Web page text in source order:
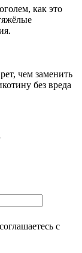
как это
чем заменить
без вреда
с